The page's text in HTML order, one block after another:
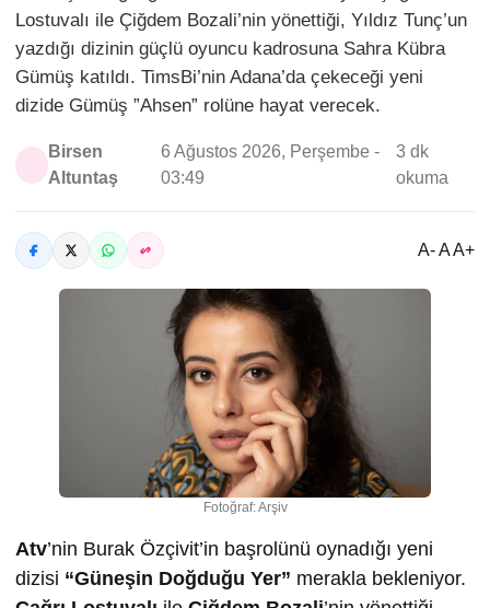
Lostuvalı ile Çiğdem Bozali’nin yönettiği, Yıldız Tunç’un
yazdığı dizinin güçlü oyuncu kadrosuna Sahra Kübra
Gümüş katıldı. TimsBi’nin Adana’da çekeceği yeni
dizide Gümüş ”Ahsen” rolüne hayat verecek.
Birsen
Altuntaş
6 Ağustos 2026, Perşembe -
03:49
3 dk
okuma
A- A A+
Fotoğraf: Arşiv
Atv’nin Burak Özçivit’in başrolünü oynadığı yeni
dizisi “Güneşin Doğduğu Yer” merakla bekleniyor.